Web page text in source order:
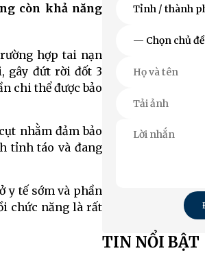
còn khả năng
hợp tai nạn
gây đứt rời đốt 3
chi thể được bảo
nhằm đảm bảo
tỉnh táo và đang
y tế sớm và phần
chức năng là rất
TIN NỔI BẬT